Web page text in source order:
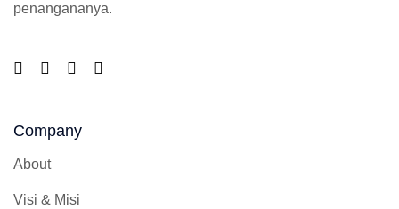
penangananya.
Company
About
Visi & Misi